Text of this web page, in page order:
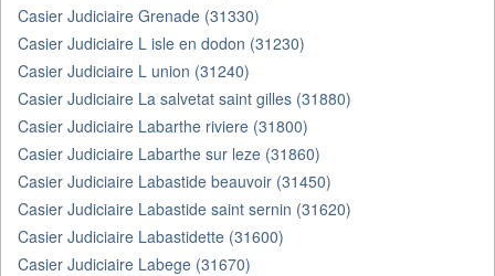
Casier Judiciaire Grenade (31330)
Casier Judiciaire L isle en dodon (31230)
Casier Judiciaire L union (31240)
Casier Judiciaire La salvetat saint gilles (31880)
Casier Judiciaire Labarthe riviere (31800)
Casier Judiciaire Labarthe sur leze (31860)
Casier Judiciaire Labastide beauvoir (31450)
Casier Judiciaire Labastide saint sernin (31620)
Casier Judiciaire Labastidette (31600)
Casier Judiciaire Labege (31670)